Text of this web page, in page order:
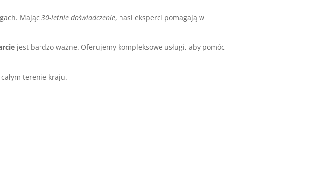
Mając30-letnie doświadczenie, nasi eksperci pomagają w
jest bardzo ważne. Oferujemy kompleksowe usługi, aby pomóc
terenie kraju.